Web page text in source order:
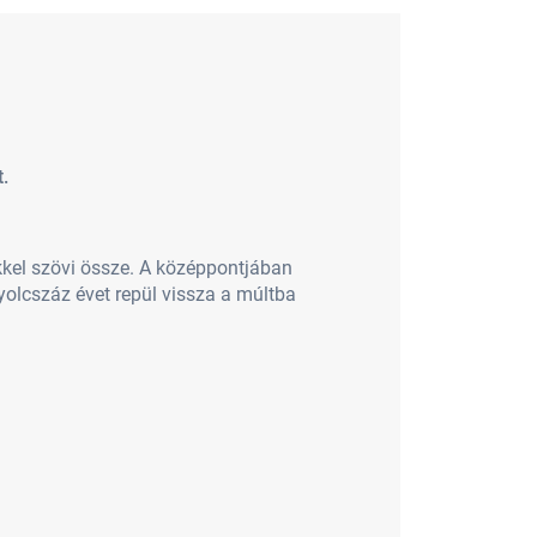
szövi össze. A középpontjában
évet repül vissza a múltba